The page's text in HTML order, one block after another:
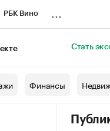
РБК Вино
Стать
Финансы